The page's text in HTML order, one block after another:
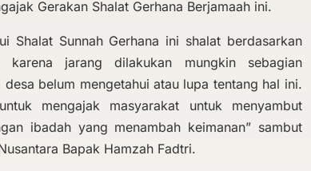
Gerakan Shalat Gerhana Berjamaah ini.
Shalat Sunnah Gerhana ini shalat berdasarkan
karena jarang dilakukan mungkin sebagian
belum mengetahui atau lupa tentang hal ini.
mengajak masyarakat untuk menyambut
ibadah yang menambah keimanan” sambut
Bapak Hamzah Fadtri.